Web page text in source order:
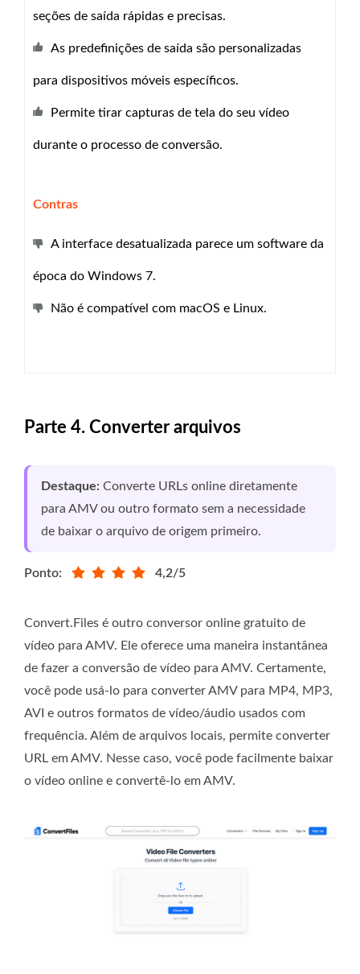
seções de saída rápidas e precisas.
As predefinições de saída são personalizadas
para dispositivos móveis específicos.
Permite tirar capturas de tela do seu vídeo
durante o processo de conversão.
Contras
A interface desatualizada parece um software da
época do Windows 7.
Não é compatível com macOS e Linux.
Parte 4. Converter arquivos
Destaque: Converte URLs online diretamente
para AMV ou outro formato sem a necessidade
de baixar o arquivo de origem primeiro.
Ponto: 4,2/5
Convert.Files é outro conversor online gratuito de
vídeo para AMV. Ele oferece uma maneira instantânea
de fazer a conversão de vídeo para AMV. Certamente,
você pode usá-lo para converter AMV para MP4, MP3,
AVI e outros formatos de vídeo/áudio usados ​​com
frequência. Além de arquivos locais, permite converter
URL em AMV. Nesse caso, você pode facilmente baixar
o vídeo online e convertê-lo em AMV.